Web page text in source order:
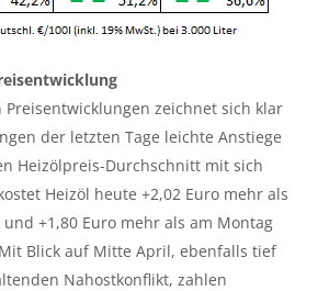
zeichnet sich klar
der letzten Tage leichte Anstiege
Heizölpreis-Durchschnitt mit sich
Heizöl heute +2,02 Euro mehr als
+1,80 Euro mehr als am Montag
Blick auf Mitte April, ebenfalls tief
Nahostkonflikt, zahlen